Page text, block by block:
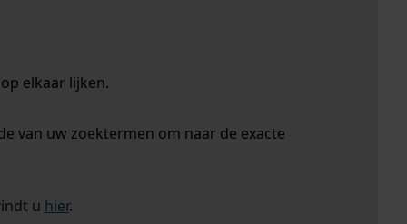
elkaar lijken.
van uw zoektermen om naar de exacte
u hier.